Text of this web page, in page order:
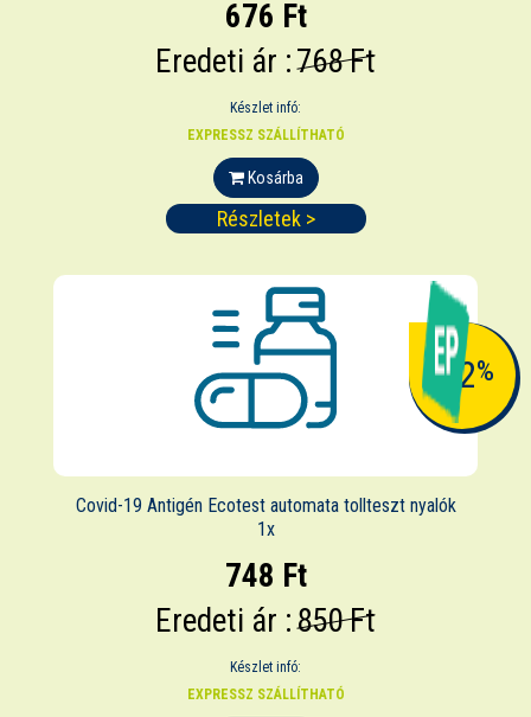
676 Ft
Eredeti ár :768 Ft
Készlet infó:
EXPRESSZ SZÁLLÍTHATÓ
Kosárba
Részletek >
-12%
Covid-19 Antigén Ecotest automata tollteszt nyalók
1x
748 Ft
Eredeti ár :850 Ft
Készlet infó:
EXPRESSZ SZÁLLÍTHATÓ